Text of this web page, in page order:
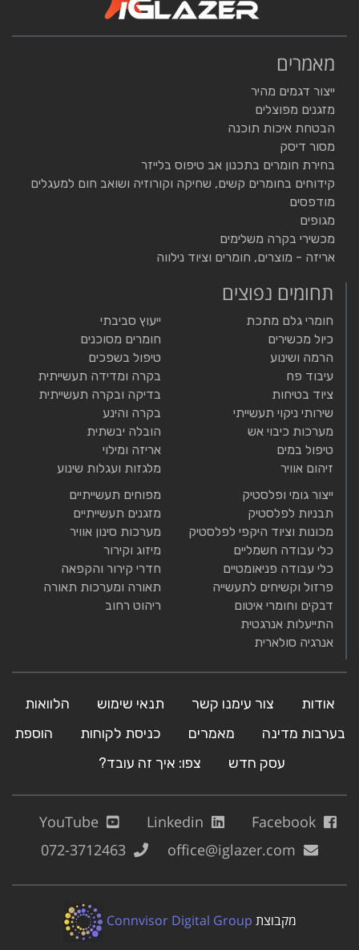
מאמרים
ייצור דגמים מהיר
מזגנים מפוצלים
הבטחת איכות תוכנה
מסור דיסק
בחירת חומרים בתכנון אב טיפוס בלייזר
קידוחים בחומרים קשים, שחיקה וקורוזיה ושואב חום למעגלים
מודפסים
מגופים
מכשירי בקרה משלימים
אריזה - מוצרים, חומרים וציוד נילווה
תחומים נפוצים
חומרי גלם מתכת
כיול מכשירים
הרמה ושינוע
עיבוד פח
ציוד בטיחות
שירותי ניקוי תעשייתי
מערכות כיבוי אש
טיפול במים
זיהום אוויר
ייעוץ סביבתי
חומרים מסוכנים
טיפול בשפכים
בקרה ומדידה תעשייתית
בדיקה ובקרה תעשייתית
בקרה והינע
הובלה יבשתית
אריזה ומילוי
מלגזות ועגלות שינוע
ייצור גומי ופלסטיק
תבניות לפלסטיק
מכונות וציוד היקפי לפלסטיק
כלי עבודה חשמליים
כלי עבודה פניאומטיים
פרזול וקשיחים לתעשייה
דבקים וחומרי איטום
התייעלות אנרגטית
אנרגיה סולארית
מפוחים תעשייתיים
מזגנים תעשייתיים
מערכות סינון אוויר
מיזוג וקירור
חדרי קירור והקפאה
תאורה ומערכות תאורה
ריהוט רחוב
אודות צור עימנו קשר תנאי שימוש
הלוואות
בערבות מדינה
מאמרים כניסת לקוחות
הוספת
עסק חדש
צפו: איך זה עובד?
Facebook
מקבוצת Connvisor Digital Group